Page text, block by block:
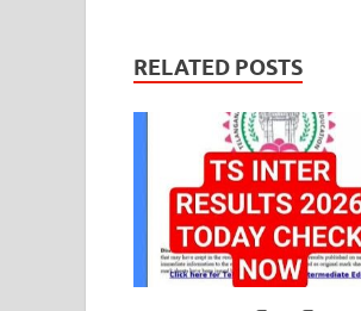
RELATED POSTS